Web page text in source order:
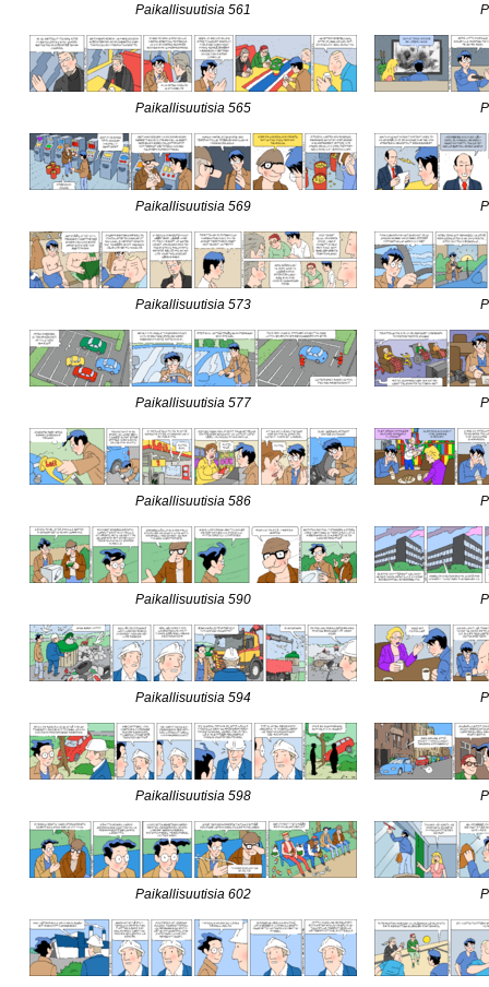
Paikallisuutisia 561
Paikallisuutisia 565
Paikallisuutisia 569
Paikallisuutisia 573
Paikallisuutisia 577
Paikallisuutisia 586
Paikallisuutisia 590
Paikallisuutisia 594
Paikallisuutisia 598
Paikallisuutisia 602